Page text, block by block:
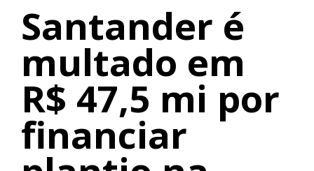
Santander é
multado em
R$ 47,5 mi por
financiar